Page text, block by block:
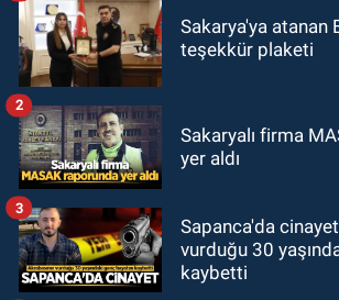
Sakarya'ya atanan
teşekkür plaketi
Sakaryalı firma
yer aldı
2
Sapanca'da
vurduğu 30
kaybetti
3